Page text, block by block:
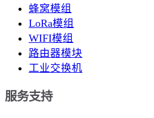
蜂窝模组
LoRa模组
WIFI模组
路由器模块
工业交换机
服务支持